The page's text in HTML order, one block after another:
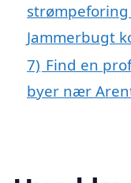
Jammerbugt
7) Find en
byer nær